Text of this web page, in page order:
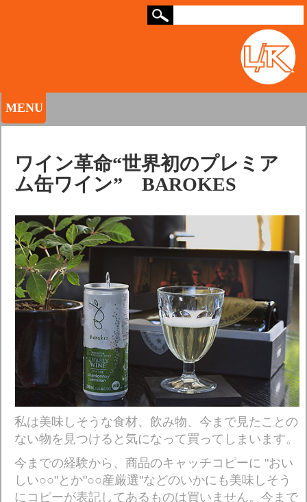
MENU
ワイン革命“世界初のプレミア
ム缶ワイン” BAROKES
私は美味しそうな食材、飲み物、今まで見たことの
ない物を見つけると気になって買ってしまいます。
今までの経験から、商品のキャッチコピーに "おい
しい○○"とか"○○産厳選"などのいかにも美味しそう
にコピーが表記してあるものは買いません。今まで